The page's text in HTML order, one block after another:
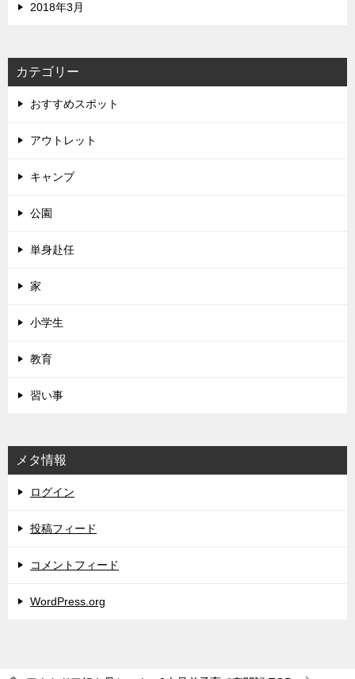
2018年3月
カテゴリー
おすすめスポット
アウトレット
キャンプ
公園
単身赴任
家
小学生
教育
習い事
メタ情報
ログイン
投稿フィード
コメントフィード
WordPress.org